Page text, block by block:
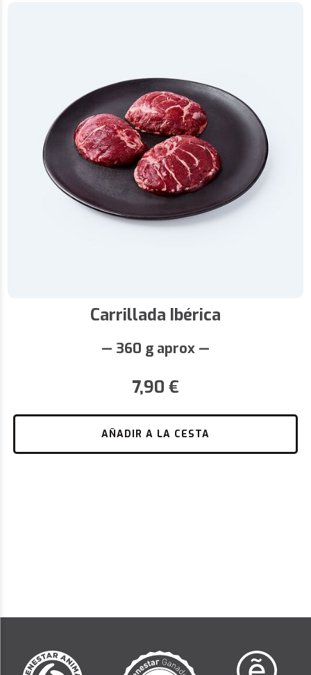
Carrillada Ibérica
— 360 g aprox —
7,90 €
AÑADIR A LA CESTA